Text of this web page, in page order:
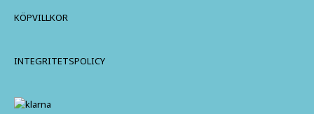
KÖPVILLKOR
INTEGRITETSPOLICY